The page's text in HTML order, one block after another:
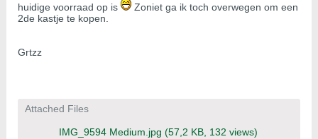
huidige voorraad op is
Zoniet ga ik toch overwegen om een
2de kastje te kopen.
Grtzz
Attached Files
IMG_9594 Medium.jpg (57,2 KB, 132 views)